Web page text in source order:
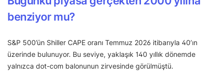
benziyor mu?
S&P 500’ün Shiller CAPE oranı Temmuz 2026 itibarıyla 40’ın
üzerinde bulunuyor. Bu seviye, yaklaşık 140 yıllık dönemde
yalnızca dot-com balonunun zirvesinde görülmüştü.